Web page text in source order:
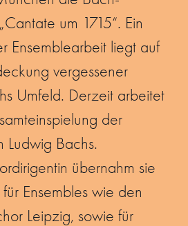
um 1715“. Ein
Ensemblearbeit liegt auf
vergessener
Umfeld. Derzeit arbeitet
der
Ludwig Bachs.
übernahm sie
Ensembles wie den
Leipzig, sowie für